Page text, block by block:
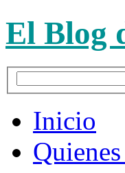
El Blog
Inicio